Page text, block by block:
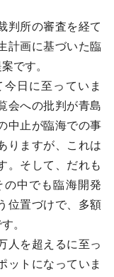
判所の審査を経て
計画に基づいた臨
です。
日に至っていま
会への批判が青島
中止が臨海での事
りますが、これは
。そして、だれも
中でも臨海開発
位置づけで、多額
。
人を超えるに至っ
ットになっていま